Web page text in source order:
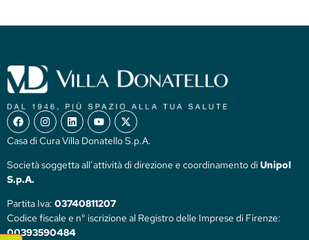
Casa di Cura Villa Donatello S.p.A.
Società soggetta all’attività di direzione e coordinamento diUnipol
S.p.A.
Partita Iva: 03740811207
Codice fiscale e n° iscrizione al Registro delle Imprese di Firenze:
00393590484